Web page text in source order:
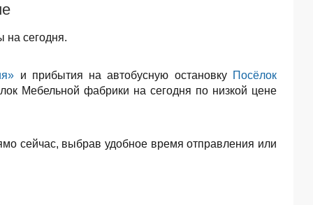
на сегодня.
и прибытия на автобусную остановку Посёлок
Мебельной фабрики на сегодня по низкой цене
сейчас, выбрав удобное время отправления или